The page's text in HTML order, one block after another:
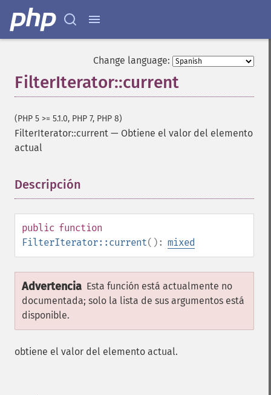
Change language:
FilterIterator::current
(PHP 5 >= 5.1.0, PHP 7, PHP 8)
FilterIterator::current — Obtiene el valor del elemento
actual
Descripción
public function
FilterIterator::current(): mixed
Advertencia Esta función está actualmente no
documentada; solo la lista de sus argumentos está
disponible.
obtiene el valor del elemento actual.